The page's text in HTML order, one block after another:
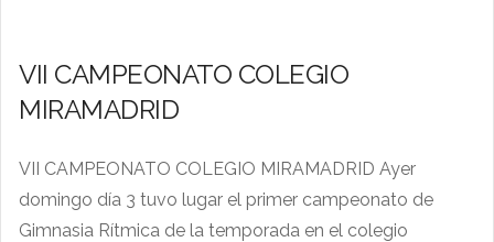
VII CAMPEONATO COLEGIO
MIRAMADRID
VII CAMPEONATO COLEGIO MIRAMADRID Ayer
domingo día 3 tuvo lugar el primer campeonato de
Gimnasia Rítmica de la temporada en el colegio